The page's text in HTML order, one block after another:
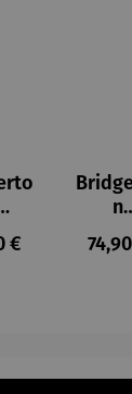
Preis:
€
n
assen